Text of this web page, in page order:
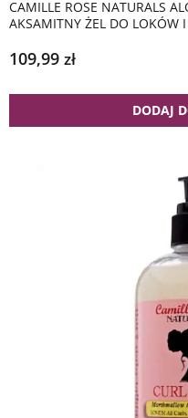
CAMILLE ROSE NATURALS
AKSAMITNY ŻEL DO LOKÓW I
109,99 zł
DODAJ